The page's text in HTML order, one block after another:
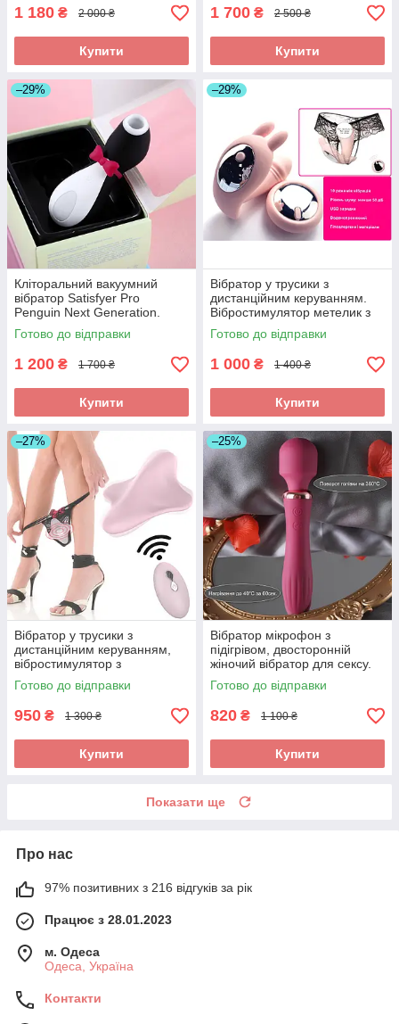
1 180 ₴ 2 000 ₴
Купити
1 700 ₴ 2 500 ₴
Купити
–29%
Кліторальний вакуумний
вібратор Satisfyer Pro
Penguin Next Generation.
Вуманайзер Пінгвін в
подарунковій коробці
Готово до відправки
1 200 ₴ 1 700 ₴
Купити
–29%
Вібратор у трусики з
дистанційним керуванням.
Вібростимулятор метелик з
пультом. Вібротрусики
Рожевий
Готово до відправки
1 000 ₴ 1 400 ₴
Купити
–27%
Вібратор у трусики з
дистанційним керуванням,
вібростимулятор з
дистанційним керуванням.
Вібратор у труси
Готово до відправки
950 ₴ 1 300 ₴
Купити
–25%
Вібратор мікрофон з
підігрівом, двосторонній
жіночий вібратор для сексу.
Стимулятор вібромасажер
Готово до відправки
820 ₴ 1 100 ₴
Купити
Показати ще
Про нас
97% позитивних з 216 відгуків за рік
Працює з 28.01.2023
м. Одеса
Одеса, Україна
Контакти